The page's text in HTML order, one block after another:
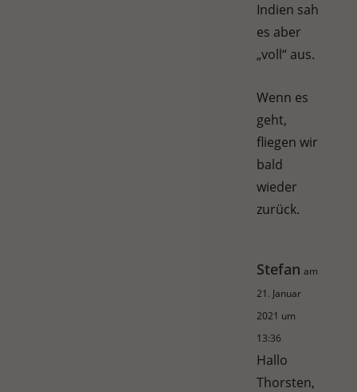
Indien sah
es aber
„voll“ aus.
Wenn es
geht,
fliegen wir
bald
wieder
zurück.
Stefan am
21. Januar
2021 um
13:36
Hallo
Thorsten,